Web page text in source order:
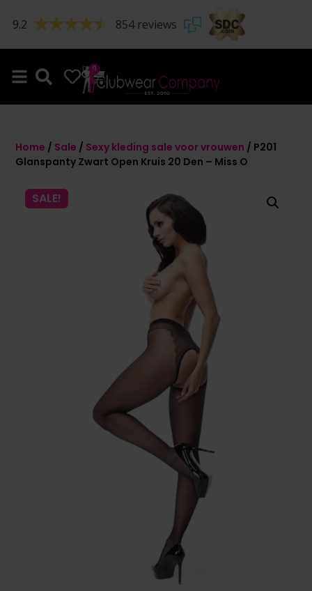
9.2 854 reviews
0 0
Home / Sale / Sexy kleding sale voor vrouwen / P201
Glanspanty Zwart Open Kruis 20 Den – Miss O
SALE!